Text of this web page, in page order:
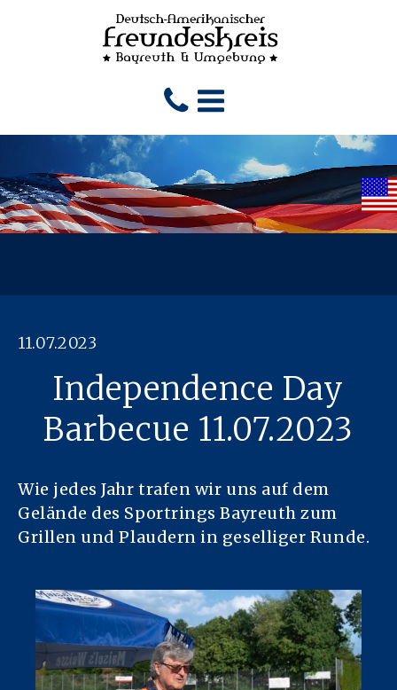
11.07.2023
Independence Day
Barbecue 11.07.2023
Wie jedes Jahr trafen wir uns auf dem
Gelände des Sportrings Bayreuth zum
Grillen und Plaudern in geselliger Runde.